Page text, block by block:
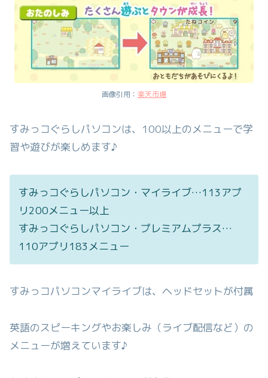
画像引用： 楽天市場
すみっコぐらしパソコンは、100以上のメニューで学
習や遊びが楽しめます♪
すみっコぐらしパソコン・マイライブ…113アプ
リ200メニュー以上
すみっコぐらしパソコン・プレミアムプラス…
110アプリ183メニュー
すみっコパソコンマイライブは、ヘッドセットが付属
英語のスピーキングやお楽しみ（ライブ配信など）の
メニューが増えています♪